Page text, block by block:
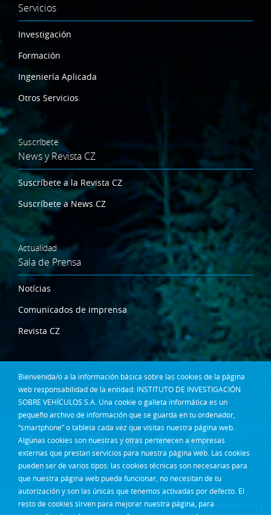
Bienvenida/o a la información básica sobre las cookies de la página
web responsabilidad de la entidad: INSTITUTO DE INVESTIGACIÓN
SOBRE VEHÍCULOS S.A. Una cookie o galleta informática es un
pequeño archivo de información que se guarda en tu ordenador,
“smartphone” o tableta cada vez que visitas nuestra página web.
Algunas cookies son nuestras y otras pertenecen a empresas
externas que prestan servicios para nuestra página web. Las cookies
pueden ser de varios tipos: las cookies técnicas son necesarias para
que nuestra página web pueda funcionar, no necesitan de tu
autorización y son las únicas que tenemos activadas por defecto. El
resto de cookies sirven para mejorar nuestra página, para
Servicios
Investigación
Formación
Ingeniería Aplicada
Otros Servicios
Suscríbete
News y Revista CZ
Suscríbete a la Revista CZ
Suscríbete a News CZ
Actualidad
Sala de Prensa
Notícias
Comunicados de imprensa
Revista CZ
Dónde estamos
Contacta
Síguenos en: